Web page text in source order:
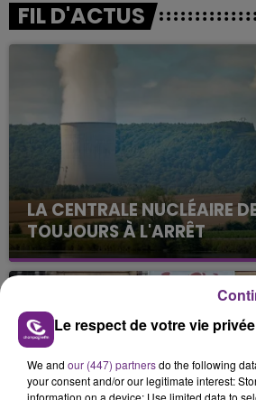
FIL D'ACTUS
LA CENTRALE NUCLÉAIRE
TOUJOURS À L'ARRÊT
Cela fait déjà une semaine que
nucléaire ardennaise est à
justifiée par la sécheresse
présente.
Le respect de votre vie
We and our (447) partnersdo the following
your consent and/or our legitimate interest:
information on a device; Use limited data to